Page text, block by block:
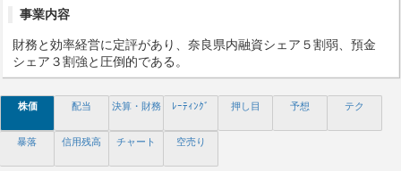
事業内容
財務と効率経営に定評があり、奈良県内融資シェア５割弱、預金
シェア３割強と圧倒的である。
株価 配当 決算・財務 ﾚｰﾃｨﾝｸﾞ 押し目 予想 テク
暴落 信用残高 チャート 空売り